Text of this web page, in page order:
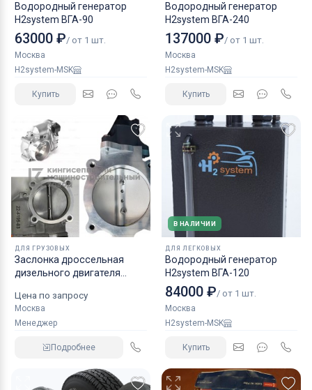
Водородный генератор
H2system ВГА-90
63000 ₽/ от 1 шт.
Москва
H2system-MSK
Купить
Водородный генератор
H2system ВГА-240
137000 ₽/ от 1 шт.
Москва
H2system-MSK
Купить
ДЛЯ ГРУЗОВЫХ
Заслонка дроссельная
дизельного двигателя
Цена по запросу
Москва
Менеджер
Подробнее
В НАЛИЧИИ
ДЛЯ ЛЕГКОВЫХ
Водородный генератор
H2system ВГА-120
84000 ₽/ от 1 шт.
Москва
H2system-MSK
Купить